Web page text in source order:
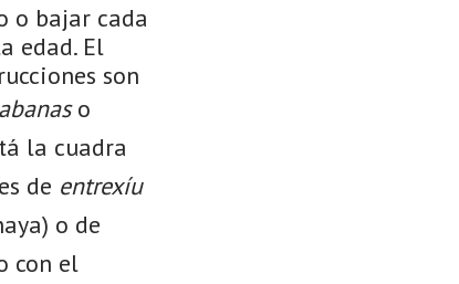
o bajar cada
edad. El
son
o
la cuadra
de entrexíu
o de
con el